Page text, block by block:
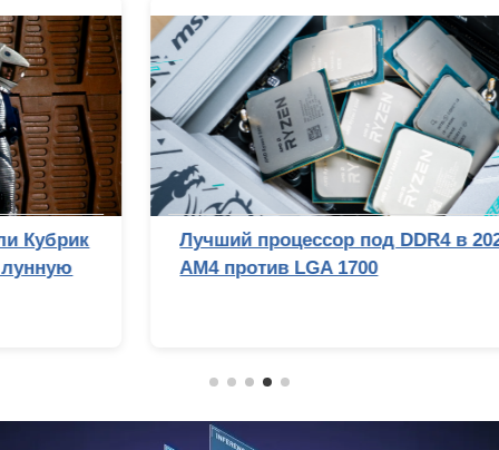
Лучший процессор под DDR4 в 2026 году:
AM4 против LGA 1700